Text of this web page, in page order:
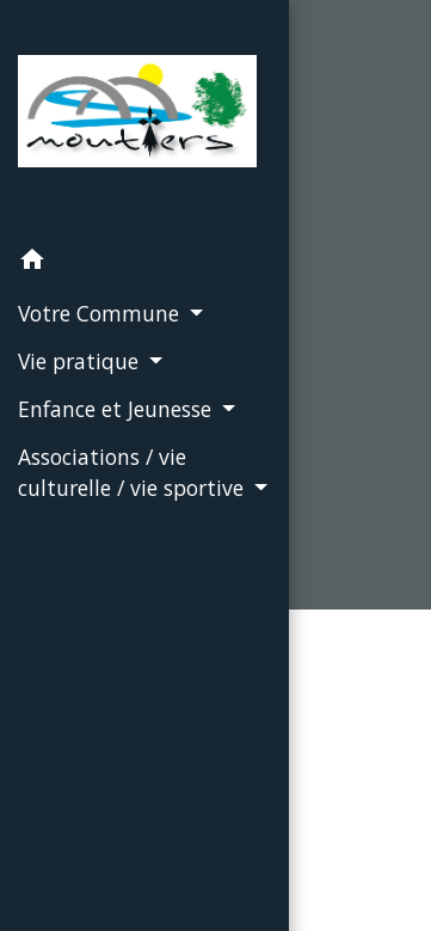
home
Votre Commune
Vie pratique
Enfance et Jeunesse
Associations / vie
culturelle / vie sportive